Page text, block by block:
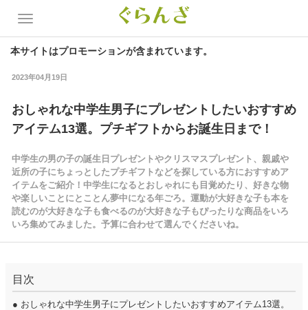
本サイトはプロモーションが含まれています。
2023年04月19日
おしゃれな中学生男子にプレゼントしたいおすすめ
アイテム13選。プチギフトからお誕生日まで！
中学生の男の子の誕生日プレゼントやクリスマスプレゼント、親戚や
近所の子にちょっとしたプチギフトなどを探している方におすすめア
イテムをご紹介！中学生になるとおしゃれにも目覚めたり、好きな物
や楽しいことにとことん夢中になる年ごろ。運動が大好きな子も本を
読むのが大好きな子も食べるのが大好きな子もぴったりな商品をいろ
いろ集めてみました。予算に合わせて選んでくださいね。
目次
● おしゃれな中学生男子にプレゼントしたいおすすめアイテム13選。